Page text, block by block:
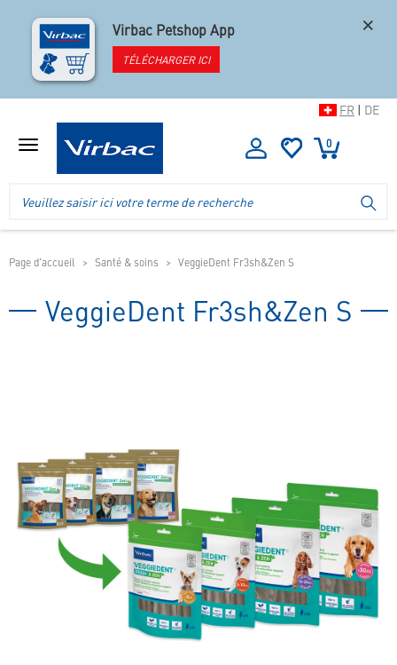
Virbac Petshop App
TÉLÉCHARGER ICI
×
FR | DE
Afficher
de
boutique
0
dans
l'en-
de
boutique
mobile
Page d'accueil Santé & soins VeggieDent Fr3sh&Zen S
VeggieDent Fr3sh&Zen S